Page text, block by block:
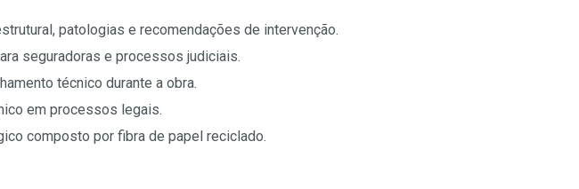
patologias e recomendações de intervenção.
seguradoras e processos judiciais.
técnico durante a obra.
em processos legais.
composto por fibra de papel reciclado.